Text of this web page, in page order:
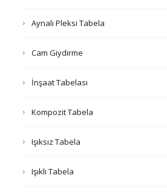
Aynalı Pleksi Tabela
Cam Giydirme
İnşaat Tabelası
Kompozit Tabela
Işıksız Tabela
Işıklı Tabela